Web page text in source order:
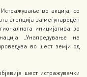
во акција, со
агенција за меѓународен
иницијатива за
„Унапредување на
во шест земји од
шест истражувачки